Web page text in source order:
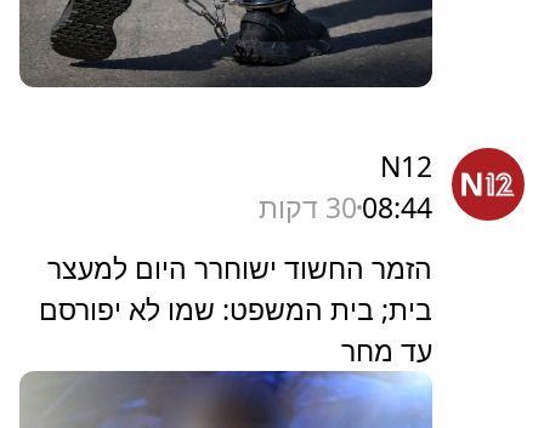
N12
08:4430 דקות
הזמר החשוד ישוחרר היום למעצר
בית; בית המשפט: שמו לא יפורסם
עד מחר